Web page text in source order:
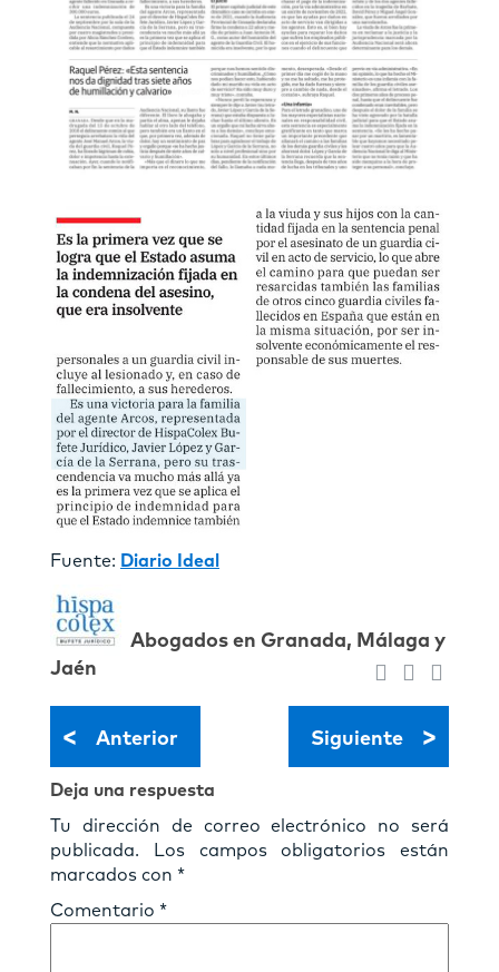
Fuente: Diario Ideal
Abogados en Granada, Málaga y
Jaén
< Anterior Siguiente >
Deja una respuesta
Tu dirección de correo electrónico no será
publicada.
Los campos obligatorios están
marcados con *
Comentario *